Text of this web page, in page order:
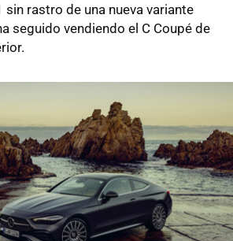
sin rastro de una nueva variante
seguido vendiendo el C Coupé de